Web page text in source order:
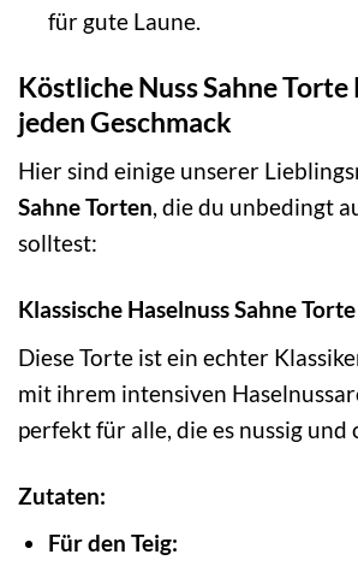
für gute Laune.
Köstliche Nuss Sahne
jeden Geschmack
Hier sind einige unserer
Sahne Torten, die du unbedingt
solltest:
Klassische Haselnuss Sahne Torte
Diese Torte ist ein echter
mit ihrem intensiven
perfekt für alle, die es nussig und
Zutaten:
Für den Teig: